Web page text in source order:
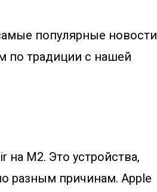
популярные новости
по традиции с нашей
M2. Это устройства,
разным причинам. Apple